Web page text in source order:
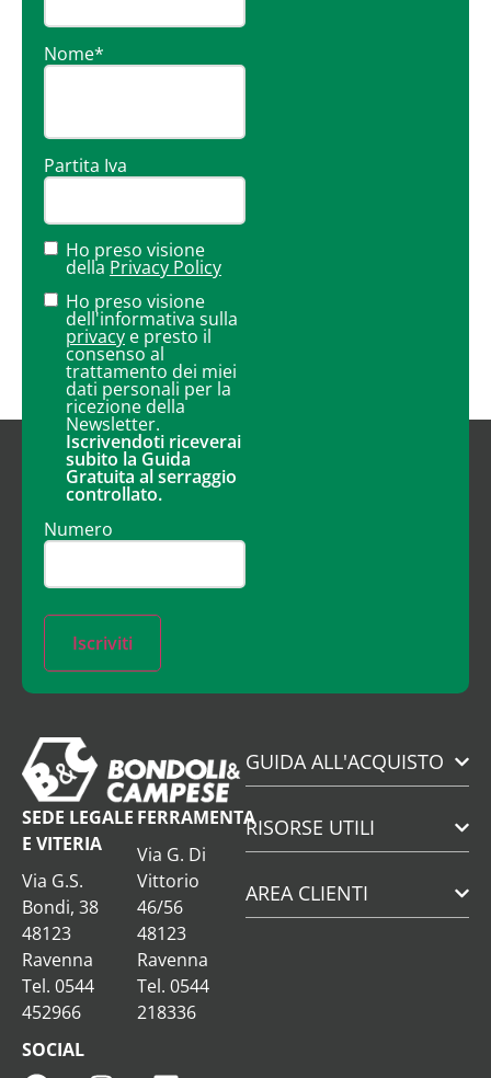
Nome*
Partita Iva
Ho preso visione
della Privacy Policy
Ho preso visione
dell'informativa sulla
privacy e presto il
consenso al
trattamento dei miei
dati personali per la
ricezione della
Newsletter.
Iscrivendoti riceverai
subito la Guida
Gratuita al serraggio
controllato.
Numero
Iscriviti
SEDE LEGALE
E VITERIA
Via G.S.
Bondi, 38
48123
Ravenna
Tel. 0544
452966
FERRAMENTA
Via G. Di
Vittorio
46/56
48123
Ravenna
Tel. 0544
218336
SOCIAL
GUIDA ALL'ACQUISTO
RISORSE UTILI
AREA CLIENTI